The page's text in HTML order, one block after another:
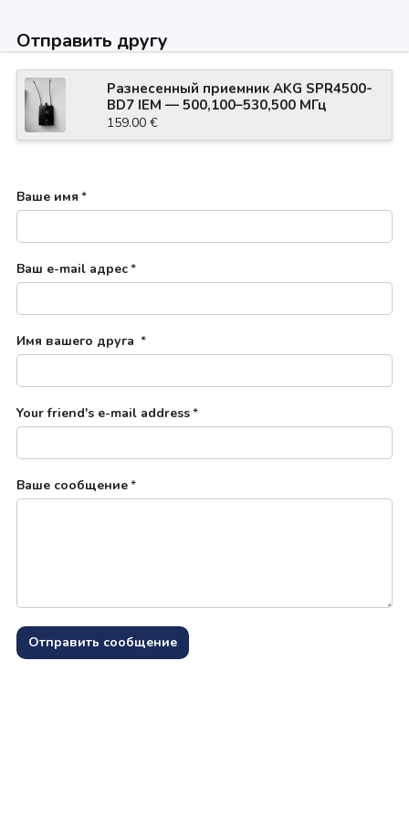
Отправить другу
Разнесенный приемник AKG SPR4500-
BD7 IEM — 500,100–530,500 МГц
CG00Q36
159.00 €
Ваше имя *
Ваш e-mail адрес*
Имя вашего друга *
Your friend's e-mail address*
Ваше сообщение*
Отправить сообщение